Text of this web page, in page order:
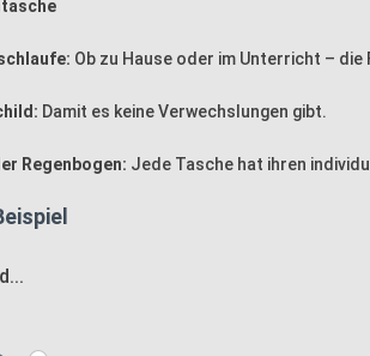
Ob zu Hause oder im Unterricht –
Damit es keine Verwechslungen gibt.
Regenbogen: Jede Tasche hat ihren